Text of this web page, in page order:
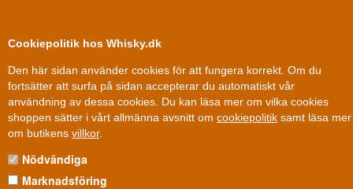
Cookiepolitik hos Whisky.dk
Den här sidan använder cookies för att fungera korrekt. Om du
fortsätter att surfa på sidan accepterar du automatiskt vår
användning av dessa cookies. Du kan läsa mer om vilka cookies
shoppen sätter i vårt allmänna avsnitt om cookiepolitik samt läsa mer
om butikens villkor.
Nödvändiga
Marknadsföring
100 % Danskägt Ägt och drivet i Danmark
Whisky»Whiskydestillerier
MYKEN WHISKY